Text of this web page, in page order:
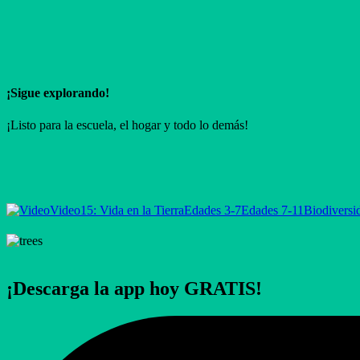
¡Sigue explorando!
¡Listo para la escuela, el hogar y todo lo demás!
Video15: Vida en la TierraEdades 3-7Edades 7-11
¡Descarga la app hoy GRATIS!